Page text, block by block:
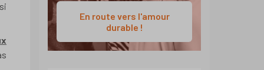
En route vers l'amour
durable !